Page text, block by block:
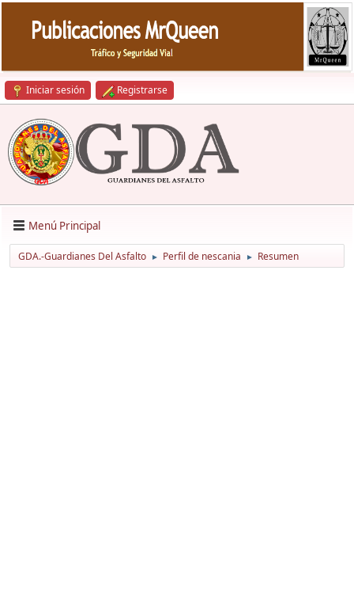
Iniciar sesión Registrarse
Menú Principal
GDA.-Guardianes Del Asfalto ► Perfil de nescania ► Resumen